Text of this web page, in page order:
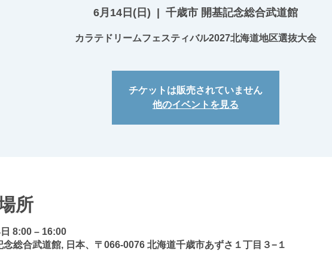
6月14日(日)
  |
千歳市 開基記念総合武道館
カラテドリームフェスティバル2027北海道地区選抜大会
チケットは販売されていません
他のイベントを見る
所
8:00 – 16:00
念総合武道館, 日本、〒066-0076 北海道千歳市あずさ１丁目３−１